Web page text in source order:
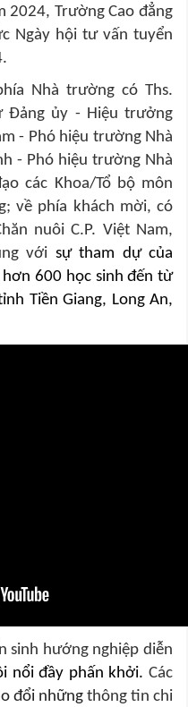
Trường Cao đẳng
Ngày hội tư vấn tuyển
Nhà trường có Ths.
Đảng ủy - Hiệu trưởng
- Phó hiệu trường Nhà
- Phó hiệu trường Nhà
các Khoa/Tổ bộ môn
về phía khách mời, có
nuôi C.P. Việt Nam,
với sự tham dự của
600 học sinh đến từ
Tiền Giang, Long An,
hướng nghiệp diễn
nổi đầy phấn khởi. Các
đổi những thông tin chi